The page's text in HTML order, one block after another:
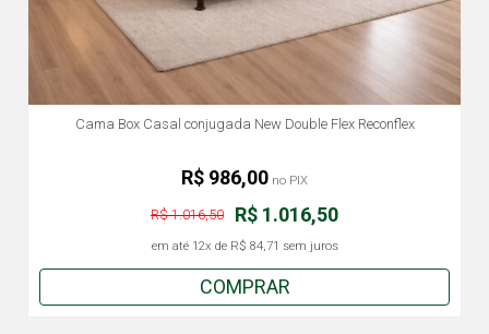
Cama Box Casal conjugada New Double Flex Reconflex
R$ 1.016,50
R$ 1.016,50
em até 12x de R$ 84,71 sem juros
R$ 986,00 no PIX
COMPRAR